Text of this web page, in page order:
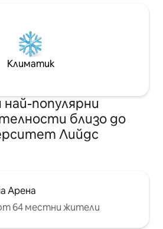
Климатик
най-популярни
близо до
Лийдс
Арена
64 местни жители